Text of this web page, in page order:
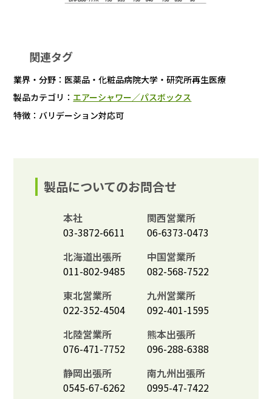
関連タグ
業界・分野： 医薬品・化粧品病院大学・研究所再生医療
製品カテゴリ： エアーシャワー／パスボックス
特徴： バリデーション対応可
製品についてのお問合せ
本社
03-3872-6611
北海道出張所
011-802-9485
東北営業所
022-352-4504
北陸営業所
076-471-7752
静岡出張所
0545-67-6262
関西営業所
06-6373-0473
中国営業所
082-568-7522
九州営業所
092-401-1595
熊本出張所
096-288-6388
南九州出張所
0995-47-7422